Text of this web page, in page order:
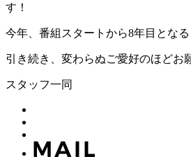
す！
今年、番組スタートから8年目となる
引き続き、変わらぬご愛好のほどお
スタッフ一同